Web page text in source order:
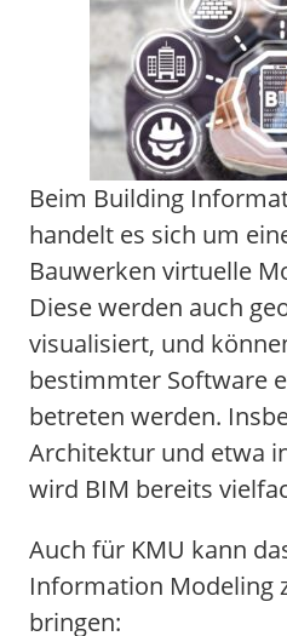
Beim Building
handelt es sich um
Bauwerken virtuelle
Diese werden auch
visualisiert, und
bestimmter Software
betreten werden.
Architektur und etwa
wird BIM bereits
Auch für KMU kann
Information Modeling
bringen: